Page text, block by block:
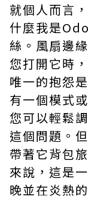
就個人而言
什麼我是
絲。風扇邊
您打開它時
唯一的抱怨
有一個模式
您可以輕鬆
這個問題。
帶著它背包
來說，這是
晚並在炎熱